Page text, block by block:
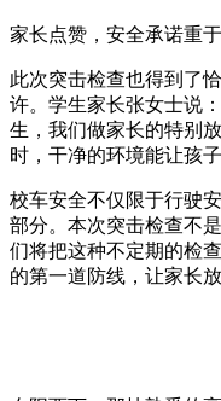
家长点赞，安全承诺重
此次突击检查也得到了
许。学生家长张女士说
生，我们做家长的特别
时，干净的环境能让孩
校车安全不仅限于行驶
部分。本次突击检查不
们将把这种不定期的检
的第一道防线，让家长